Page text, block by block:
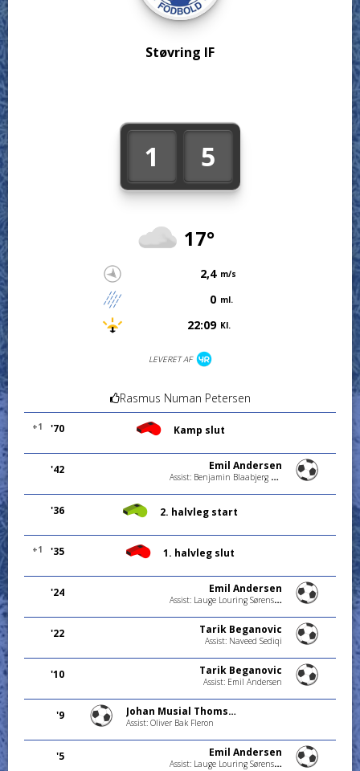
1 5
17°
2,4 m/s
0 ml.
22:09 Kl.
LEVERET AF
Støvring IF
Rasmus Numan Petersen
'70
+1 Kamp slut
'42 Emil Andersen
Assist: Benjamin Blaabjerg Wright
'36 2. halvleg start
'35
+1 1. halvleg slut
'24 Emil Andersen
Assist: Lauge Louring Sørensen
'22 Tarik Beganovic
Assist: Naveed Sediqi
'10 Tarik Beganovic
Assist: Emil Andersen
'9 Johan Musial Thomsen
Assist: Oliver Bak Fleron
'5 Emil Andersen
Assist: Lauge Louring Sørensen